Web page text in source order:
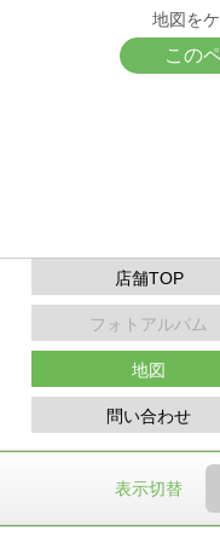
地図を
この
店舗TOP
フォトアルバム
地図
問い合わせ
表示切替